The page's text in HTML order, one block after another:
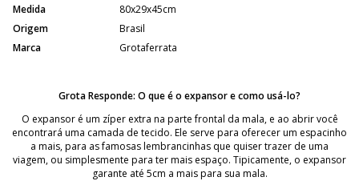
Medida
80x29x45cm
Origem
Brasil
Marca
Grotaferrata
Grota Responde: O que é o expansor e como usá-lo?
O expansor é um zíper extra na parte frontal da mala, e ao abrir você
encontrará uma camada de tecido. Ele serve para oferecer um espacinho
a mais, para as famosas lembrancinhas que quiser trazer de uma
viagem, ou simplesmente para ter mais espaço. Tipicamente, o expansor
garante até 5cm a mais para sua mala.